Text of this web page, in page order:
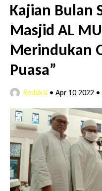
Terpidana Penipuan
Lakukan Pencurian
Muhammad Syifa
RSUD Bangil Raih
Perkuat Layanan Code
Hakim Sebut Saksi
Angkutan Bawang
Kajian Bulan
Masjid AL
Merindukan
Puasa”
Redaksi • Apr 10 2022 •